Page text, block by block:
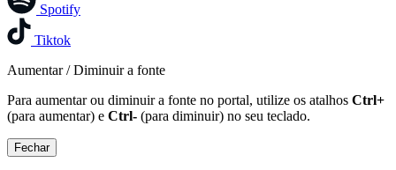
Spotify
Tiktok
Aumentar / Diminuir a fonte
Para aumentar ou diminuir a fonte no portal, utilize os atalhos Ctrl+
(para aumentar) e Ctrl- (para diminuir) no seu teclado.
Fechar